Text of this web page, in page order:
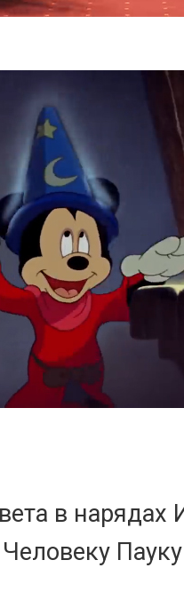
в нарядах
Человеку